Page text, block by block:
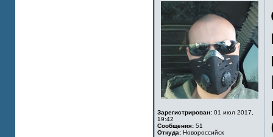
Зарегистрирован: 01 июл 2017,
19:42
Сообщения: 51
Откуда: Новороссийск